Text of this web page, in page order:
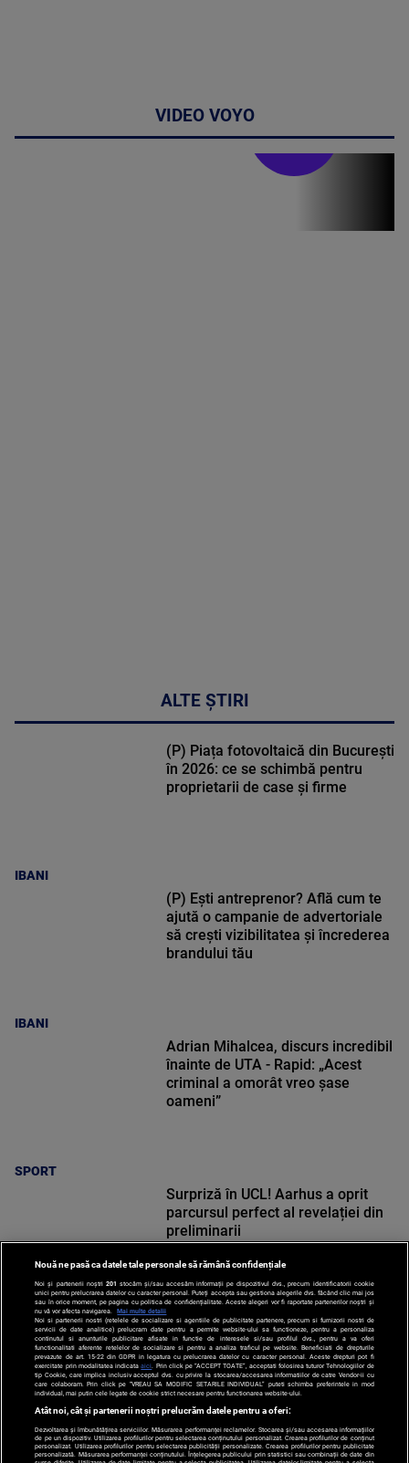
VIDEO VOYO
ALTE ȘTIRI
IBANI
(P) Piața fotovoltaică din București
în 2026: ce se schimbă pentru
proprietarii de case și firme
IBANI
(P) Ești antreprenor? Află cum te
ajută o campanie de advertoriale
să crești vizibilitatea și încrederea
brandului tău
SPORT
Adrian Mihalcea, discurs incredibil
înainte de UTA - Rapid: „Acest
criminal a omorât vreo șase
oameni”
SPORT
Surpriză în UCL! Aarhus a oprit
parcursul perfect al revelației din
preliminarii
Nouă ne pasă ca datele tale personale să rămână confidențiale
Noi și partenerii noștri 201 stocăm și/sau accesăm informații pe dispozitivul dvs., precum identificatorii cookie
unici pentru prelucrarea datelor cu caracter personal. Puteți accepta sau gestiona alegerile dvs. făcând clic mai jos
sau în orice moment, pe pagina cu politica de confidențialitate. Aceste alegeri vor fi raportate partenerilor noștri și
nu vă vor afecta navigarea.
Mai multe detalii
Noi si partenerii nostri (retelele de socializare si agentiile de publicitate partenere, precum si furnizorii nostri de
servicii de date analitice) prelucram date pentru a permite website-ului sa functioneze, pentru a personaliza
continutul si anunturile publicitare afisate in functie de interesele si/sau profilul dvs., pentru a va oferi
functionalitati aferente retelelor de socializare si pentru a analiza traficul pe website. Beneficiati de drepturile
prevazute de art. 15-22 din GDPR in legatura cu prelucrarea datelor cu caracter personal. Aceste drepturi pot fi
exercitate prin modalitatea indicataaici . Prin click pe “ACCEPT TOATE”, acceptati folosirea tuturor Tehnologiilor de
tip Cookie, care implica inclusiv acceptul dvs. cu privire la stocarea/accesarea informatiilor de catre Vendor-ii cu
care colaboram. Prin click pe “VREAU SA MODIFIC SETARILE INDIVIDUAL” puteti schimba preferintele in mod
individual, mai putin cele legate de cookie strict necesare pentru functionarea website-ului.
Atât noi, cât și partenerii noștri prelucrăm datele pentru a oferi:
Dezvoltarea și îmbunătățirea serviciilor. Măsurarea performanței reclamelor. Stocarea și/sau accesarea informațiilor
de pe un dispozitiv. Utilizarea profilurilor pentru selectarea conținutului personalizat. Crearea profilurilor de conținut
personalizat. Utilizarea profilurilor pentru selectarea publicității personalizate. Crearea profilurilor pentru publicitate
personalizată. Măsurarea performanței conținutului. Înțelegerea publicului prin statistici sau combinații de date din